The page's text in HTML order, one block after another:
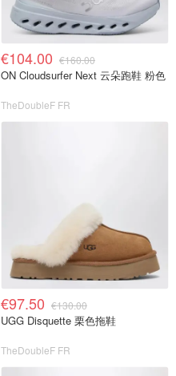
€104.00 €160.00
ON Cloudsurfer Next 云朵跑鞋 粉色
TheDoubleF FR
€97.50 €130.00
UGG Disquette 栗色拖鞋
TheDoubleF FR